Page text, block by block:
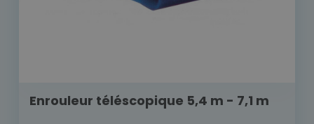
Enrouleur téléscopique 5,4 m - 7,1 m